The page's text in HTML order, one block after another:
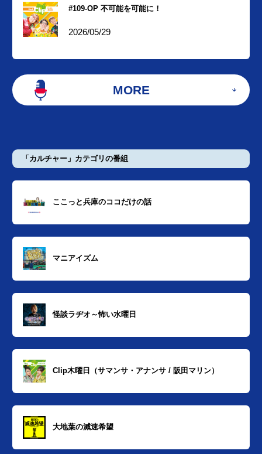
#109-OP 不可能を可能に！
2026/05/29
MORE
「カルチャー」カテゴリの番組
ここっと兵庫のココだけの話
マニアイズム
怪談ラヂオ～怖い水曜日
Clip木曜日（サマンサ・アナンサ / 阪田マリン）
大地葉の減速希望